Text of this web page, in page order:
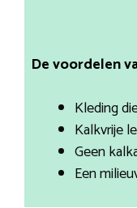
De voordelen
Kleding
Kalkvrije
Geen
Een